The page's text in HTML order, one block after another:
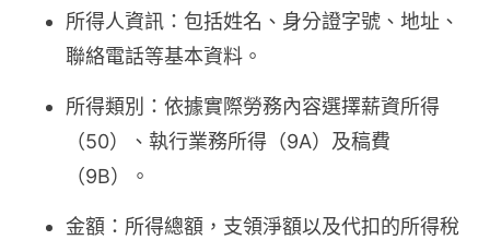
所得人資訊：包括姓名、身分證字號、地址、
聯絡電話等基本資料。
所得類別：依據實際勞務內容選擇薪資所得
（50）、執行業務所得（9A）及稿費
（9B）。
金額：所得總額，支領淨額以及代扣的所得稅